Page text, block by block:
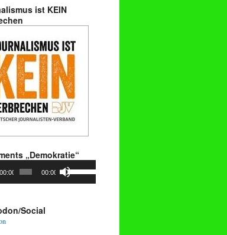
ist KEIN
„Demokratie“
00:00 00:00
Hoch/Runter
benutzen,
Social